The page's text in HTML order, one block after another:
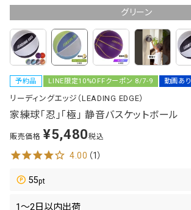
グリーン
予約品 LINE限定10%OFFクーポン 8/7-9 動画あり
リーディングエッジ（LEADING EDGE）
家練球「忍」「極」 静音バスケットボール
販売価格 ¥5,480税込
4.00 （1）
55